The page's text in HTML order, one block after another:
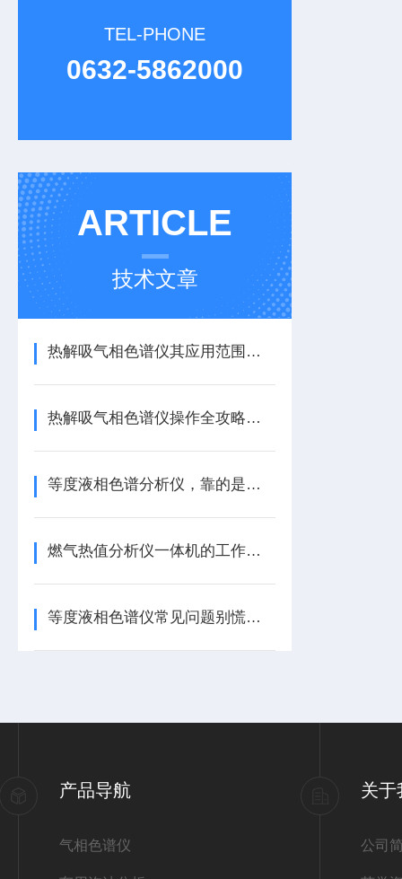
TEL-PHONE
0632-5862000
ARTICLE
技术文章
热解吸气相色谱仪其应用范围十分广泛，主要涵盖以下几个核心领域
热解吸气相色谱仪操作全攻略：从入门到精准上手，一步到位！
等度液相色谱分析仪，靠的是哪些核心组成？一文带你梳理清楚！
燃气热值分析仪一体机的工作原理是怎样的？
等度液相色谱仪常见问题别慌！实用解决方法，一篇读懂
产品导航
气相色谱仪
关于
公司